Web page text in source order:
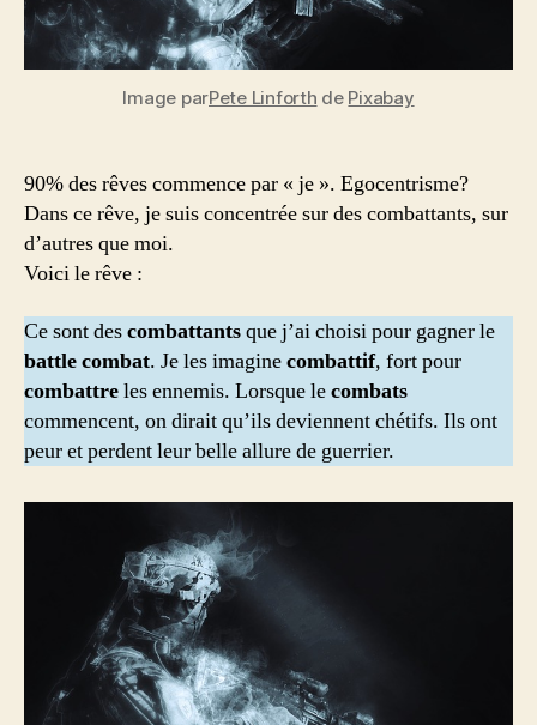
Image parPete Linforth de Pixabay
90% des rêves commence par « je ». Egocentrisme?
Dans ce rêve, je suis concentrée sur des combattants, sur
d’autres que moi.
Voici le rêve :
Ce sont descombattantsque j’ai choisi pour gagner le
battle combat. Je les imaginecombattif, fort pour
combattreles ennemis. Lorsque lecombats
commencent, on dirait qu’ils deviennent chétifs. Ils ont
peur et perdent leur belle allure de guerrier.